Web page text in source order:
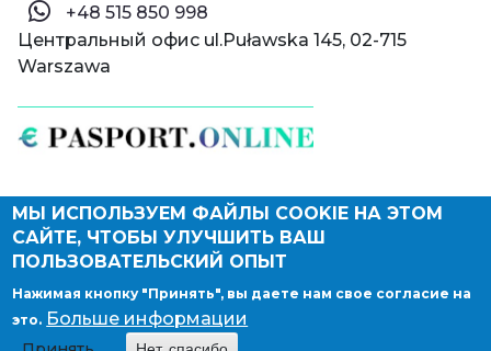
© Паспорт Онлайн 2019—2026
Политика конфиденциальности
Оферта и конфиденциальность:РФ
Правовые документы
Депонирование логотипа компании
‪+48 515 850 998‬
Центральный офис ul.Puławska 145, 02-715
Warszawa
МЫ ИСПОЛЬЗУЕМ ФАЙЛЫ COOKIE НА ЭТОМ
САЙТЕ, ЧТОБЫ УЛУЧШИТЬ ВАШ
ПОЛЬЗОВАТЕЛЬСКИЙ ОПЫТ
Нажимая кнопку "Принять", вы даете нам свое согласие на
это. Больше информации